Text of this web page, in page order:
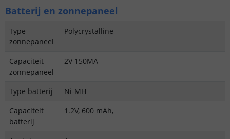
Batterij en zonnepaneel
Type
zonnepaneel
Polycrystalline
Capaciteit
zonnepaneel
2V 150MA
Type batterij
Ni-MH
Capaciteit
batterij
1.2V, 600 mAh,